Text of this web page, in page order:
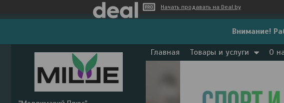
Начать продавать на Deal.by
Внимание!
Главная Товары и услуги О